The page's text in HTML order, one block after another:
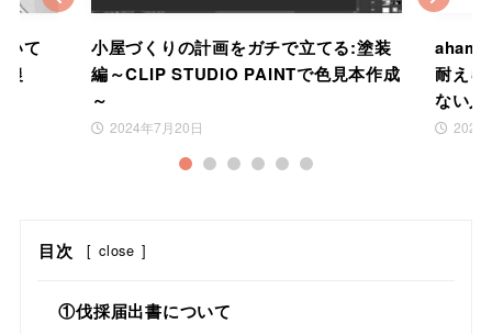
いて
農
小屋づくりの計画をガチで立てる:塗装
編～CLIP STUDIO PAINTで色見本作成
～
2024年7月20日
耐えら
ない人
2024
目次 [ close ]
①伐採届出書について